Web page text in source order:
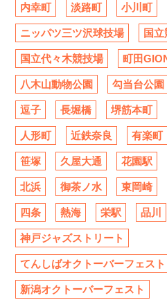
内幸町 淡路町 小川町
ニッパツ三ツ沢球技場 国
国立代々木競技場 町田
八木山動物公園 勾当台公園
逗子 長堀橋 堺筋本町
人形町 近鉄奈良 有楽町
笹塚 久屋大通 花園駅
北浜 御茶ノ水 東岡崎
四条 熱海 栄駅 品川
神戸ジャズストリート
てんしばオクトーバーフェスト
新潟オクトーバーフェスト